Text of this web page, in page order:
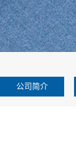
公司简介